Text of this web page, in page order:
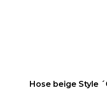
Hose beige Style